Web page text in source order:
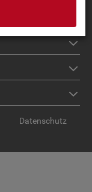
Datenschutz